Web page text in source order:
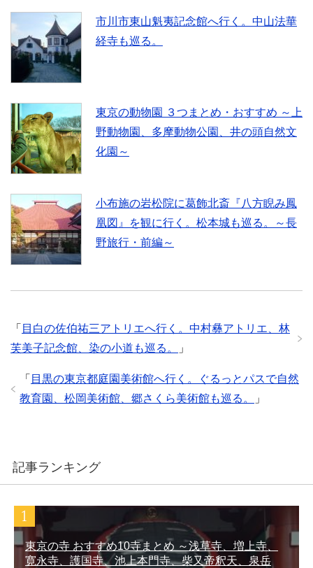
市川市東山魁夷記念館へ行く。中山法華
経寺も巡る。
東京の動物園 ３つまとめ・おすすめ ～上
野動物園、多摩動物公園、井の頭自然文
化園～
小布施の岩松院に葛飾北斎『八方睨み鳳
凰図』を観に行く。松本城も巡る。～長
野旅行・前編～
「 目白の佐伯祐三アトリエへ行く。中村彝アトリエ、林
芙美子記念館、染の小道も巡る。
」
「 目黒の東京都庭園美術館へ行く。ぐるっとパスで自然
教育園、松岡美術館、郷さくら美術館も巡る。
」
記事ランキング
東京の寺 おすすめ10寺まとめ ～浅草寺、増上寺、
寛永寺、護国寺、池上本門寺、柴又帝釈天、泉岳